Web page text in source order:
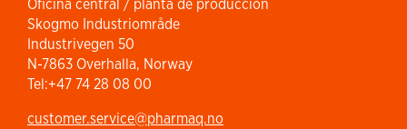
Oficina central / planta de producción
Skogmo Industriområde
Industrivegen 50
N-7863 Overhalla, Norway
Tel:+47 74 28 08 00
customer.service​@pharmaq.no